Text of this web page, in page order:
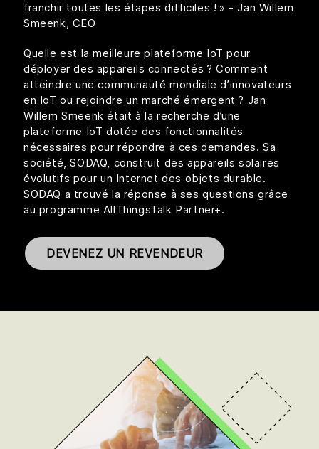
franchir toutes les étapes difficiles ! » - Jan Willem
Smeenk, CEO
Quelle est la meilleure plateforme IoT pour
déployer des appareils connectés ? Comment
atteindre une communauté mondiale d’innovateurs
en IoT ou rejoindre un marché émergent ? Jan
Willem Smeenk était à la recherche d’une
plateforme IoT dotée des fonctionnalités
nécessaires pour répondre à ces demandes. Sa
société, SODAQ, construit des appareils solaires
évolutifs pour un Internet des objets durable.
SODAQ a trouvé la réponse à ses questions grâce
au programme AllThingsTalk Partner+.
DEVENEZ UN REVENDEUR